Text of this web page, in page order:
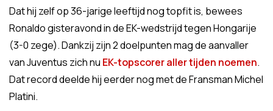
Dat hij zelf op 36-jarige leeftijd nog topfit is, bewees
Ronaldo gisteravond in de EK-wedstrijd tegen Hongarije
(3-0 zege). Dankzij zijn 2 doelpunten mag de aanvaller
van Juventus zich nu EK-topscorer aller tijden noemen.
Dat record deelde hij eerder nog met de Fransman Michel
Platini.